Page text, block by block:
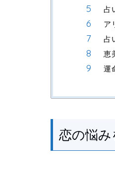
占
ア
占
恵
運
恋の悩み